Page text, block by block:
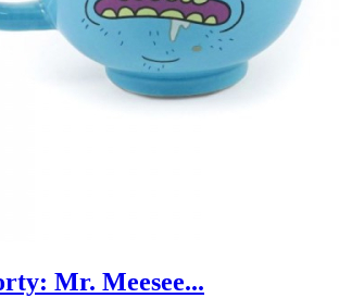
Mr. Meesee...